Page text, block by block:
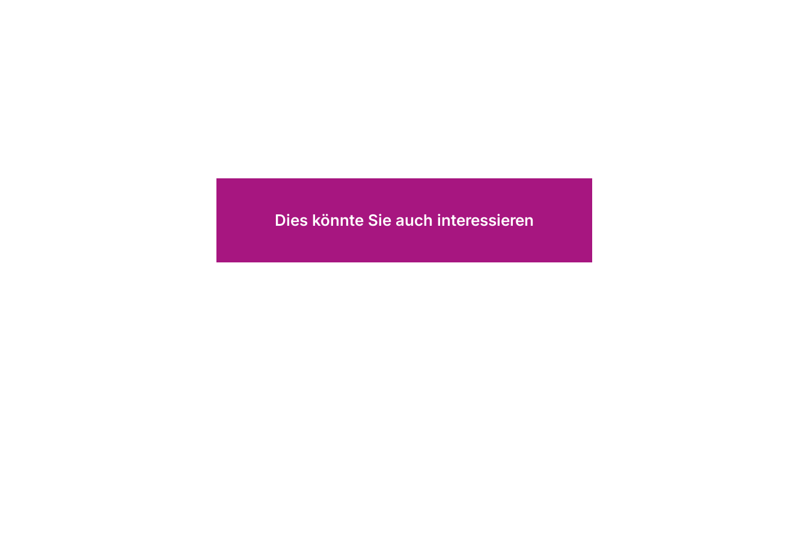
Dies könnte Sie auch interessieren